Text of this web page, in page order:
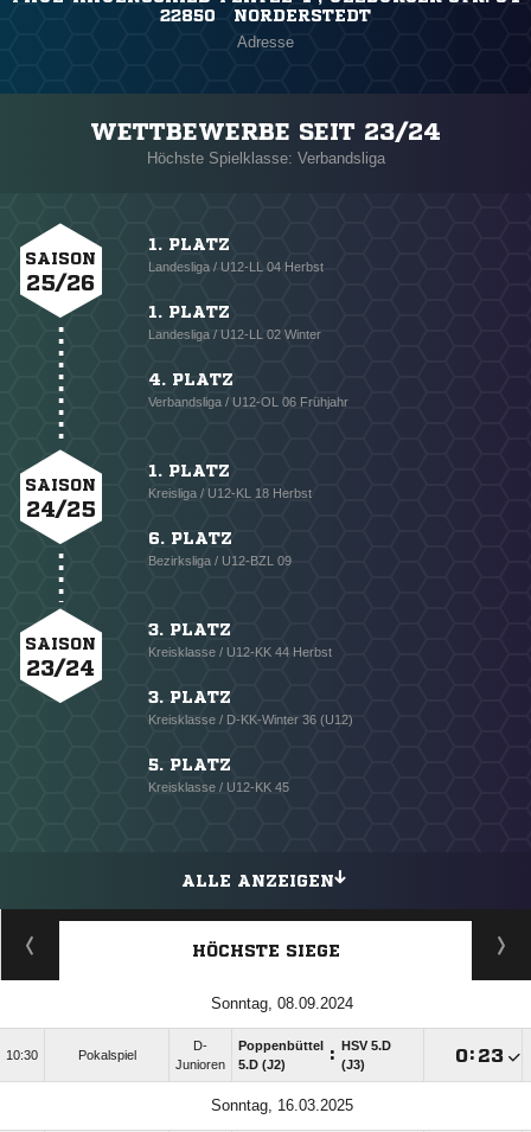
22850 NORDERSTEDT
Adresse
WETTBEWERBE SEIT 23/24
Höchste Spielklasse: Verbandsliga
SAISON
25/26
1. PLATZ
Landesliga / U12-LL 04 Herbst
1. PLATZ
Landesliga / U12-LL 02 Winter
4. PLATZ
Verbandsliga / U12-OL 06 Frühjahr
SAISON
24/25
1. PLATZ
Kreisliga / U12-KL 18 Herbst
6. PLATZ
Bezirksliga / U12-BZL 09
SAISON
23/24
3. PLATZ
Kreisklasse / U12-KK 44 Herbst
3. PLATZ
Kreisklasse / D-KK-Winter 36 (U12)
5. PLATZ
Kreisklasse / U12-KK 45
ALLE ANZEIGEN
HÖCHSTE SIEGE
Sonntag, 08.09.2024
10:30 Pokalspiel
D-
Junioren
Poppenbüttel
5.D (J2)
:
HSV 5.D
(J3)
: 
Sonntag, 16.03.2025